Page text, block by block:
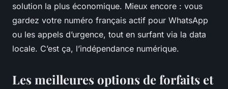
solution la plus économique. Mieux encore : vous
gardez votre numéro français actif pour WhatsApp
ou les appels d’urgence, tout en surfant via la data
locale. C’est ça, l’indépendance numérique.
Les meilleures options de forfaits et